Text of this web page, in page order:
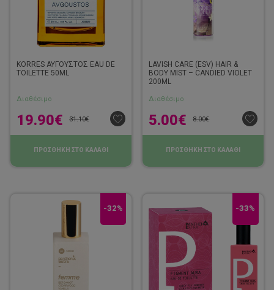
KORRES ΑΥΓΟΥΣΤΟΣ EAU DE
TOILETTE 50ML
Διαθέσιμο
31.10€
19.90€
ΠΡΟΣΘΗΚΗ ΣΤΟ ΚΑΛΑΘΙ
LAVISH CARE (ESV) HAIR &
BODY MIST – CANDIED VIOLET
200ML
Διαθέσιμο
8.00€
5.00€
ΠΡΟΣΘΗΚΗ ΣΤΟ ΚΑΛΑΘΙ
-32% -33%